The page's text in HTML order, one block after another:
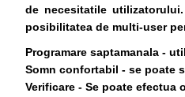
de necesitatile
posibilitatea de multi-user
Programare saptamanala -
Somn confortabil - se poate
Verificare - Se poate